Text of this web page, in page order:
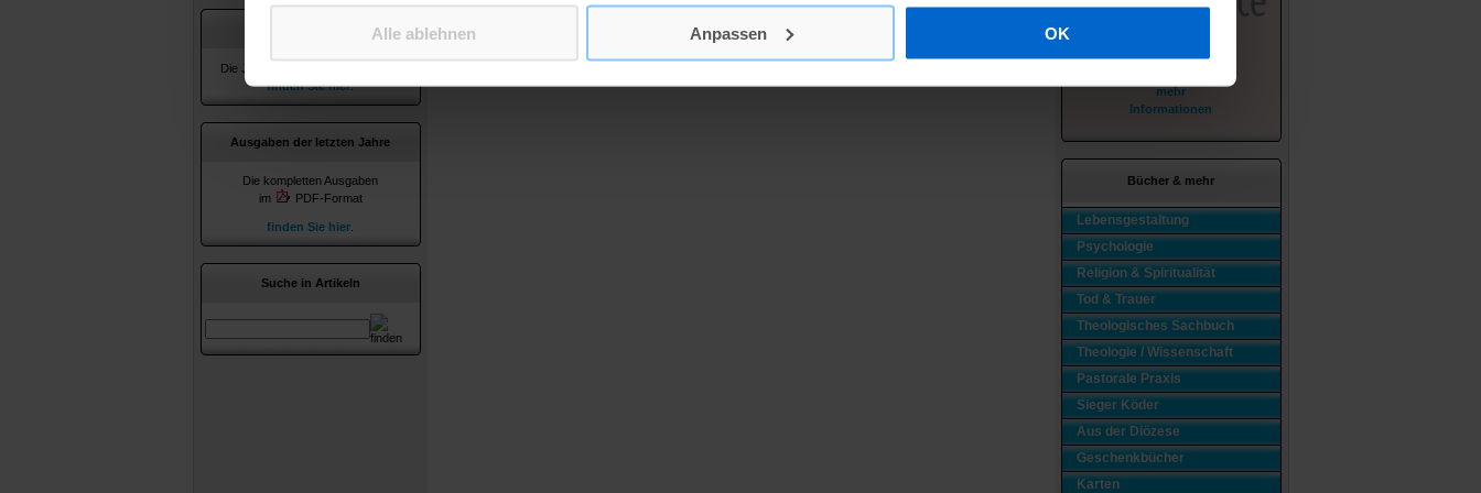
Alle ablehnen Anpassen OK
Die Jahresverzeichnisse ab 2010
finden Sie hier.
Ausgaben der letzten Jahre
Die kompletten Ausgaben
im
PDF-Format
finden Sie hier
Suche in Artikeln
mehr
Informationen
Bücher & mehr
Lebensgestaltung
Psychologie
Religion & Spiritualität
Tod & Trauer
Theologisches Sachbuch
Theologie / Wissenschaft
Pastorale Praxis
Sieger Köder
Aus der Diözese
Geschenkbücher
Karten